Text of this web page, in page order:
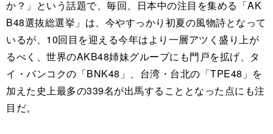
か？」という話題で、毎回、日本中の注目を集める「AK
B48選抜総選挙」は、今やすっかり初夏の風物詩となって
いるが、10回目を迎える今年はより一層アツく盛り上が
るべく、世界のAKB48姉妹グループにも門戸を拡げ、タ
イ・バンコクの「BNK48」、台湾・台北の「TPE48」を
加えた史上最多の339名が出馬することとなった点にも注
目だ。